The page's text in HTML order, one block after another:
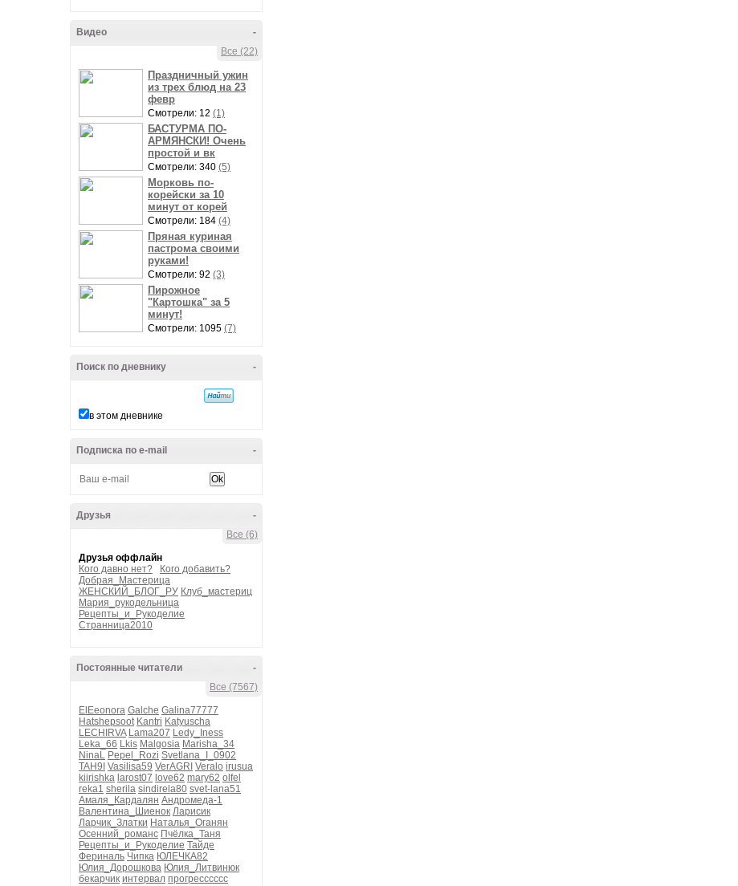
-
Видео
Все (22)
Праздничный ужин
из трех блюд на 23
февр
Смотрели: 12 (1)
БАСТУРМА ПО-
АРМЯНСКИ! Очень
простой и вк
Смотрели: 340 (5)
Морковь по-
корейски за 10
минут от корей
Смотрели: 184 (4)
Пряная куриная
пастрома своими
руками!
Смотрели: 92 (3)
Пирожное
"Картошка" за 5
минут!
Смотрели: 1095 (7)
-
Поиск по дневнику
в этом дневнике
-
Подписка по e-mail
-
Друзья
Все (6)
Друзья оффлайн
Кого давно нет?
Кого добавить?
Добрая_Мастерица
ЖЕНСКИЙ_БЛОГ_РУ Клуб_мастериц
Мария_рукодельница
Рецепты_и_Рукоделие
Странница2010
-
Постоянные читатели
Все (7567)
ElEeonora Galche Galina77777
Hatshepsoot Kantri Katyuscha
LECHIRVA Lama207 Ledy_Iness
Leka_66 Lkis Malgosia Marisha_34
NinaL Pepel_Rozi Svetlana_I_0902
TAH9I Vasilisa59 VerAGRI Veralo irusua
kiirishka larost07 love62 mary62 olfel
reka1 sherila sindirela80 svet-lana51
Амаля_Кардалян Андромеда-1
Валентина_Шиенок Ларисик
Ларчик_Златки Наталья_Оганян
Осенний_романс Пчёлка_Таня
Рецепты_и_Рукоделие Тайде
Фериналь Чипка ЮЛЕЧКА82
Юлия_Дорошкова Юлия_Литвинюк
бекарчик интервал прогресссссс